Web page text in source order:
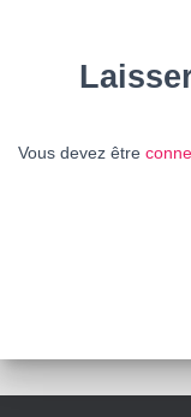
Vous devez être